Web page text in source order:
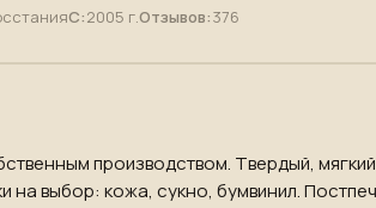
С:2005 г.Отзывов:376
производством. Твердый,
на выбор: кожа, сукно, бумвинил.